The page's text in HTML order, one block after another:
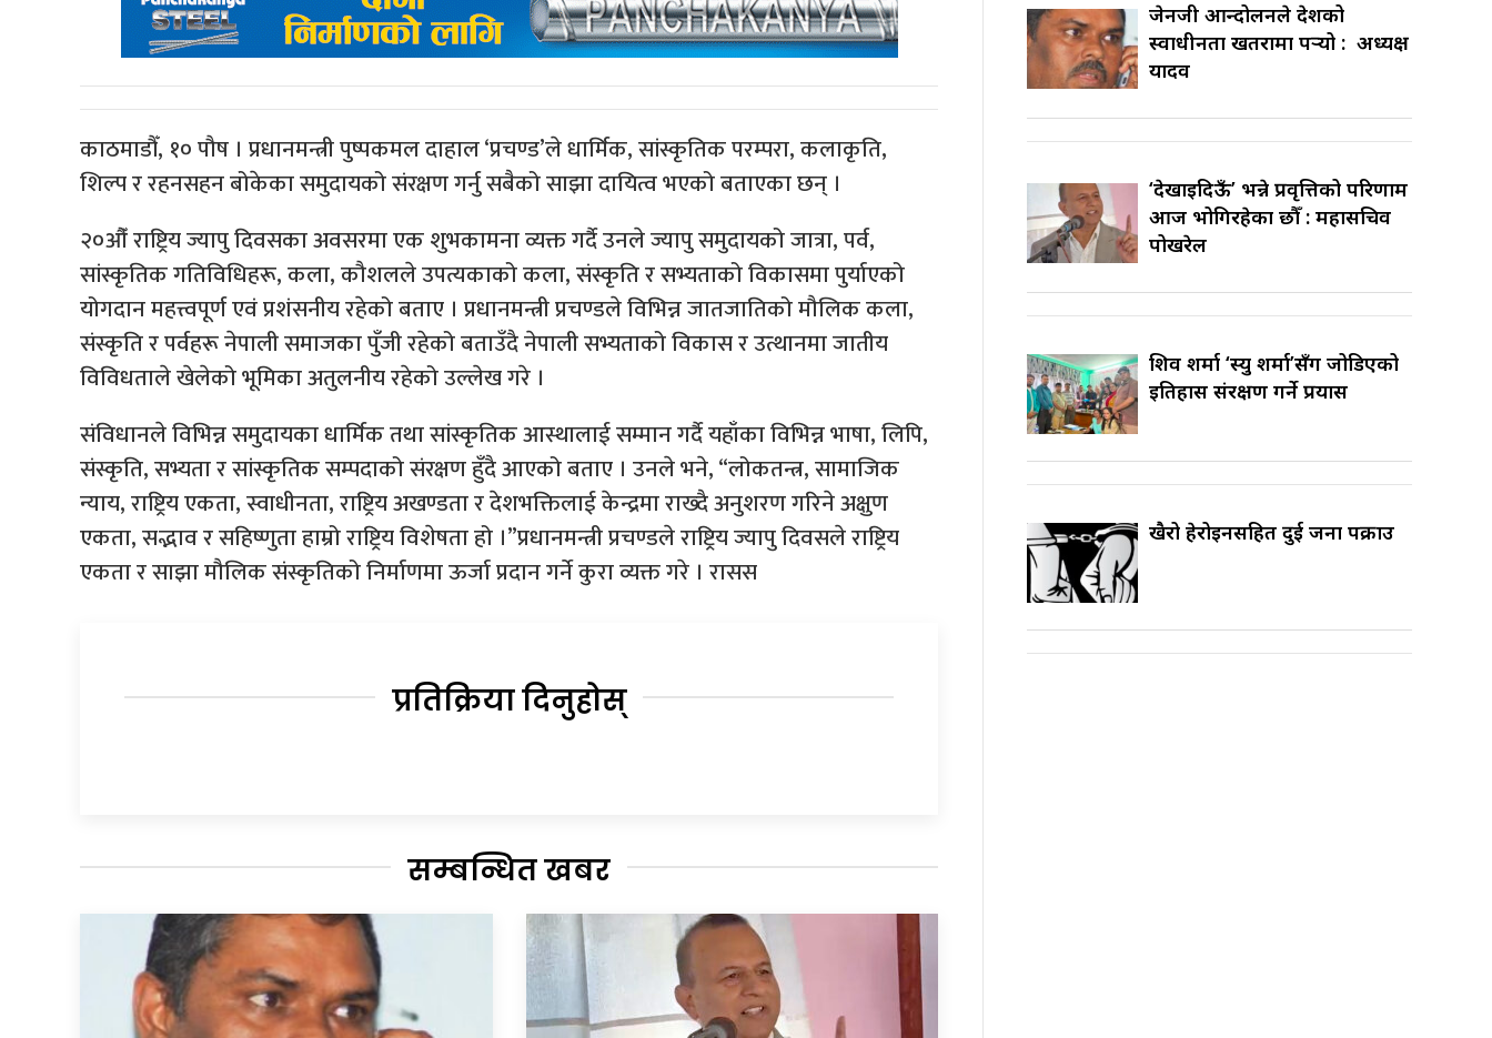
काठमाडौँ, १० पौष । प्रधानमन्त्री पुष्पकमल दाहाल ‘प्रचण्ड’ले धार्मिक, सांस्कृतिक परम्परा, कलाकृति,
शिल्प र रहनसहन बोकेका समुदायको संरक्षण गर्नु सबैको साझा दायित्व भएको बताएका छन् ।
२०औँ राष्ट्रिय ज्यापु दिवसका अवसरमा एक शुभकामना व्यक्त गर्दै उनले ज्यापु समुदायको जात्रा, पर्व,
सांस्कृतिक गतिविधिहरू, कला, कौशलले उपत्यकाको कला, संस्कृति र सभ्यताको विकासमा पुर्याएको
योगदान महत्त्वपूर्ण एवं प्रशंसनीय रहेको बताए । प्रधानमन्त्री प्रचण्डले विभिन्न जातजातिको मौलिक कला,
संस्कृति र पर्वहरू नेपाली समाजका पुँजी रहेको बताउँदै नेपाली सभ्यताको विकास र उत्थानमा जातीय
विविधताले खेलेको भूमिका अतुलनीय रहेको उल्लेख गरे ।
संविधानले विभिन्न समुदायका धार्मिक तथा सांस्कृतिक आस्थालाई सम्मान गर्दै यहाँका विभिन्न भाषा, लिपि,
संस्कृति, सभ्यता र सांस्कृतिक सम्पदाको संरक्षण हुँदै आएको बताए । उनले भने, “लोकतन्त्र, सामाजिक
न्याय, राष्ट्रिय एकता, स्वाधीनता, राष्ट्रिय अखण्डता र देशभक्तिलाई केन्द्रमा राख्दै अनुशरण गरिने अक्षुण
एकता, सद्भाव र सहिष्णुता हाम्रो राष्ट्रिय विशेषता हो ।”प्रधानमन्त्री प्रचण्डले राष्ट्रिय ज्यापु दिवसले राष्ट्रिय
एकता र साझा मौलिक संस्कृतिको निर्माणमा ऊर्जा प्रदान गर्ने कुरा व्यक्त गरे । रासस
प्रतिक्रिया दिनुहोस्
सम्बन्धित खबर
जेनजी आन्दोलनले देशको
स्वाधीनता खतरामा पर्‍यो : अध्यक्ष
यादव
‘देखाइदिऊँ’ भन्ने प्रवृत्तिको परिणाम
आज भोगिरहेका छौँ : महासचिव
पोखरेल
शिव शर्मा ‘स्यु शर्मा’सँग जोडिएको
इतिहास संरक्षण गर्ने प्रयास
खैरो हेरोइनसहित दुई जना पक्राउ